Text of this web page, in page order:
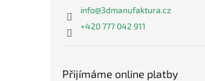
info@3dmanufaktura.cz
+420 777 042 911
Přijímáme online platby